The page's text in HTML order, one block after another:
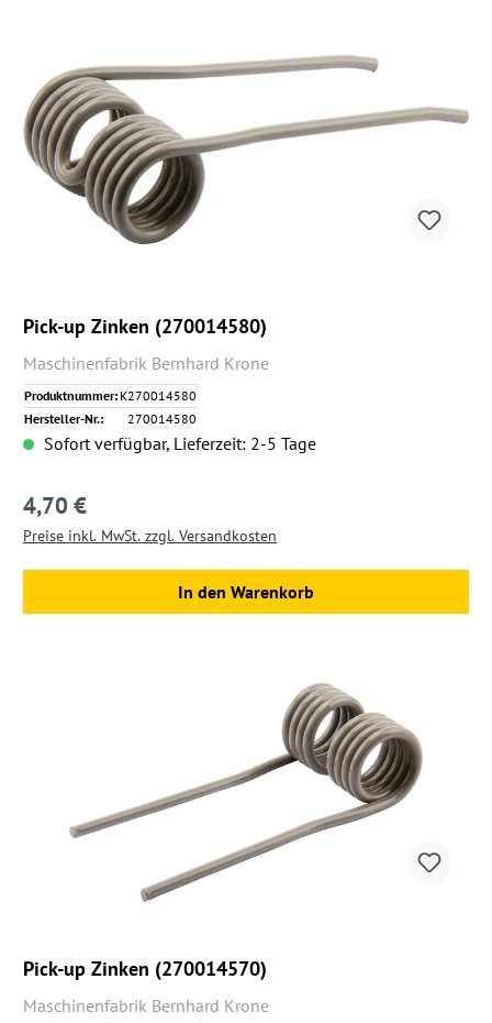
Pick-up Zinken (270014580)
Maschinenfabrik Bernhard Krone
Produktnummer: K270014580
Hersteller-Nr.:
270014580
Sofort verfügbar, Lieferzeit: 2-5 Tage
Regulärer Preis:
4,70 €
Preise inkl. MwSt. zzgl. Versandkosten
In den Warenkorb
Pick-up Zinken (270014570)
Maschinenfabrik Bernhard Krone